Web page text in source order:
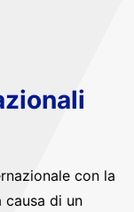
con la
causa di un